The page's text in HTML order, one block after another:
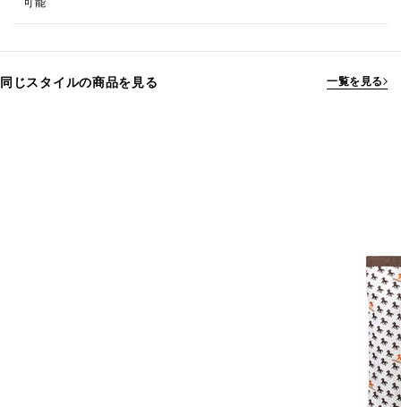
可能
同じスタイルの商品を見る 一覧を見る